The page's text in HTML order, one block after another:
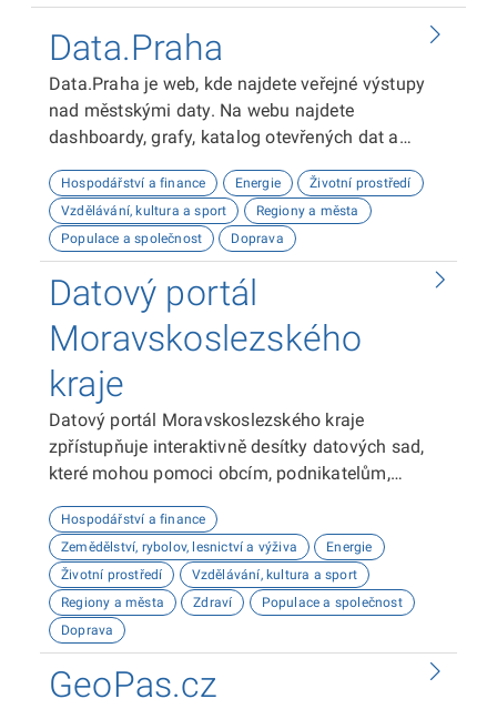
Data.Praha
Data.Praha je web, kde najdete veřejné výstupy
nad městskými daty. Na webu najdete
dashboardy, grafy, katalog otevřených dat a
umožní analyzovat a vizualizovat data o Praze.
Doufáme, že vám naše platforma bude užitečná!
Hospodářství a finance Energie
Životní prostředí
Vzdělávání, kultura a sport
Regiony a města
Populace a společnost
Doprava
Datový portál
Moravskoslezského
kraje
Datový portál Moravskoslezského kraje
zpřístupňuje interaktivně desítky datových sad,
které mohou pomoci obcím, podnikatelům,
plánovat, inovovat a poznávat náš kraj. Uživatelé
zde najdou informace o demografii, dopravě,
školství, životním prostředí, kultuře nebo třeba
potenciálu pro fotovoltaiku.
Hospodářství a finance
Zemědělství, rybolov, lesnictví a výživa
Energie
Životní prostředí
Vzdělávání, kultura a sport
Regiony a města
Zdraví
Populace a společnost
Doprava
GeoPas.cz